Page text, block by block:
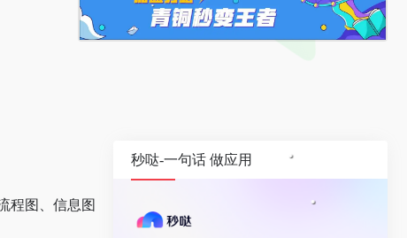
程图、信息图
秒哒-一句话 做应用